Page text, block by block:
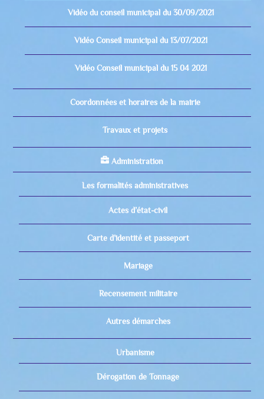
Vidéo du conseil municipal du 30/09/2021
Vidéo Conseil municipal du 13/07/2021
Vidéo Conseil municipal du 15 04 2021
Coordonnées et horaires de la mairie
Travaux et projets
Administration
Les formalités administratives
Actes d’état-civil
Carte d’identité et passeport
Mariage
Recensement militaire
Autres démarches
Urbanisme
Dérogation de Tonnage